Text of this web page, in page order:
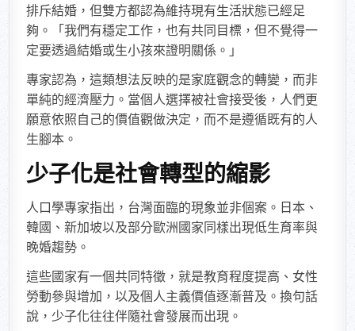
排斥結婚，但雙方都認為維持現有生活狀態已經足
夠。「我們有穩定工作，也有共同目標，但不覺得一
定要透過結婚或生小孩來證明關係。」
專家認為，這類想法反映的是家庭觀念的轉變，而非
單純的經濟壓力。當個人選擇被社會接受後，人們更
願意依照自己的價值觀做決定，而不是遵循既有的人
生腳本。
少子化是社會轉型的縮影
人口學專家指出，台灣面臨的現象並非個案。日本、
韓國、新加坡以及部分歐洲國家同樣出現低生育率與
晚婚趨勢。
這些國家有一個共同特徵，就是教育程度提高、女性
勞動參與增加，以及個人主義價值逐漸普及。換句話
說，少子化往往伴隨社會發展而出現。